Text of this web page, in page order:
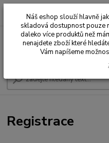
+420 732 707 573
Registrace
Náš eshop slouží hlavně
skladová dostupnost pouze
daleko více produktů než
nenajdete zboží které
Vám napíšeme